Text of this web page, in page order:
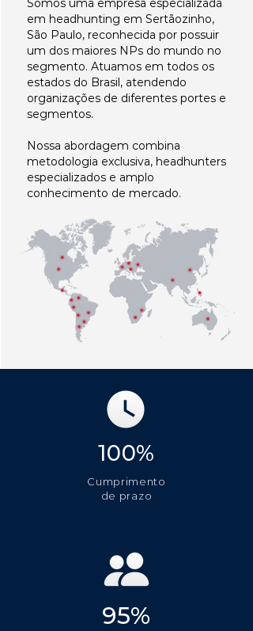
Somos uma empresa especializada
em headhunting em Sertãozinho,
São Paulo, reconhecida por possuir
um dos maiores NPs do mundo no
segmento. Atuamos em todos os
estados do Brasil, atendendo
organizações de diferentes portes e
segmentos.
Nossa abordagem combina
metodologia exclusiva, headhunters
especializados e amplo
conhecimento de mercado.
100%
Cumprimento
de prazo
95%